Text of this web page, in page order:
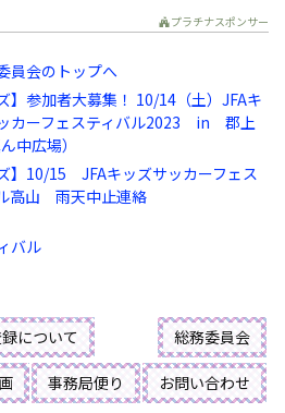
プラチナスポンサー
員会のトップへ
】参加者大募集！ 10/14（土）JFAキ
カーフェスティバル2023 in 郡上
中広場）
ズ】10/15 JFAキッズサッカーフェス
高山 雨天中止連絡
バル
について 総務委員会
事務局便り お問い合わせ